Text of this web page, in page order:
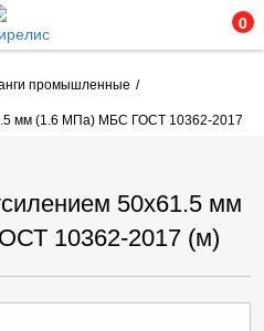
0
промышленные
мм (1.6 МПа) МБС ГОСТ 10362-2017
50х61.5 мм
10362-2017 (м)